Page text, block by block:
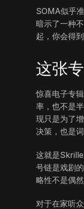
SOMA似乎
暗示了一种
起，你会得
这张
惊喜电子专
率，也不是
现只是为了
决策，也是
这就是
号链是戏剧
略性不是偶
对于在家听